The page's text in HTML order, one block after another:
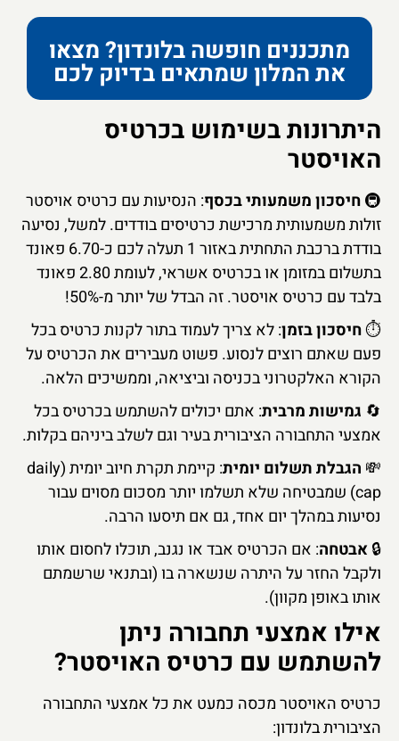
מתכננים חופשה בלונדון? מצאו
את המלון שמתאים בדיוק לכם
היתרונות בשימוש בכרטיס
האויסטר
🚇חיסכון משמעותי בכסף: הנסיעות עם כרטיס אויסטר
זולות משמעותית מרכישת כרטיסים בודדים. למשל, נסיעה
בודדת ברכבת התחתית באזור 1 תעלה לכם כ-6.70 פאונד
בתשלום במזומן או בכרטיס אשראי, לעומת 2.80 פאונד
בלבד עם כרטיס אויסטר. זה הבדל של יותר מ-50%!
⏱️חיסכון בזמן: לא צריך לעמוד בתור לקנות כרטיס בכל
פעם שאתם רוצים לנסוע. פשוט מעבירים את הכרטיס על
הקורא האלקטרוני בכניסה וביציאה, וממשיכים הלאה.
🔄 גמישות מרבית: אתם יכולים להשתמש בכרטיס בכל
אמצעי התחבורה הציבורית בעיר וגם לשלב ביניהם בקלות.
💸 הגבלת תשלום יומית
: קיימת תקרת חיוב יומית (daily
cap) שמבטיחה שלא תשלמו יותר מסכום מסוים עבור
נסיעות במהלך יום אחד, גם אם תיסעו הרבה.
🔒אבטחה: אם הכרטיס אבד או נגנב, תוכלו לחסום אותו
ולקבל החזר על היתרה שנשארה בו (ובתנאי שרשמתם
אותו באופן מקוון).
אילו אמצעי תחבורה ניתן
להשתמש עם כרטיס האויסטר?
כרטיס האויסטר מכסה כמעט את כל אמצעי התחבורה
הציבורית בלונדון: